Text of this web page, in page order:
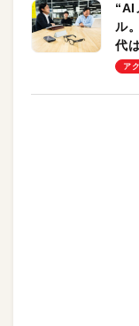
“AI
ル
代
授ア